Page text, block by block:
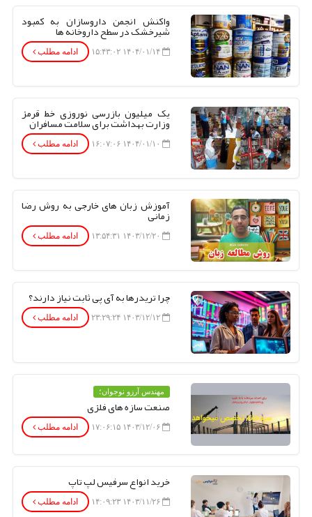
واکنش انجمن داروسازان به کمبود
شیرخشک در سطح داروخانه ها
۱۴۰۴/۰۱/۱۴ ۱۵:۴۳:۰۲ ادامه مطلب
یک میلیون بازرسی نوروزی خط قرمز
وزارت بهداشت برای سلامت مسافران
ادامه مطلب
آموزش زبان های خارجی به روش رضا
زمانی
ادامه مطلب
چرا تریدرها به آی پی ثابت نیاز دارند؟
۱۴۰۳/۱۲/۱۲ ۲۳:۲۹:۲۴ ادامه مطلب
مهندس آرزو نوجوان؛
صنعت سازه های فلزی
۱۴۰۳/۱۲/۰۶ ۱۷:۰۶:۱۵ ادامه مطلب
خرید انواع سرفیس لپ تاپ
۱۴۰۳/۱۱/۲۶ ۱۴:۰۹:۲۳ ادامه مطلب